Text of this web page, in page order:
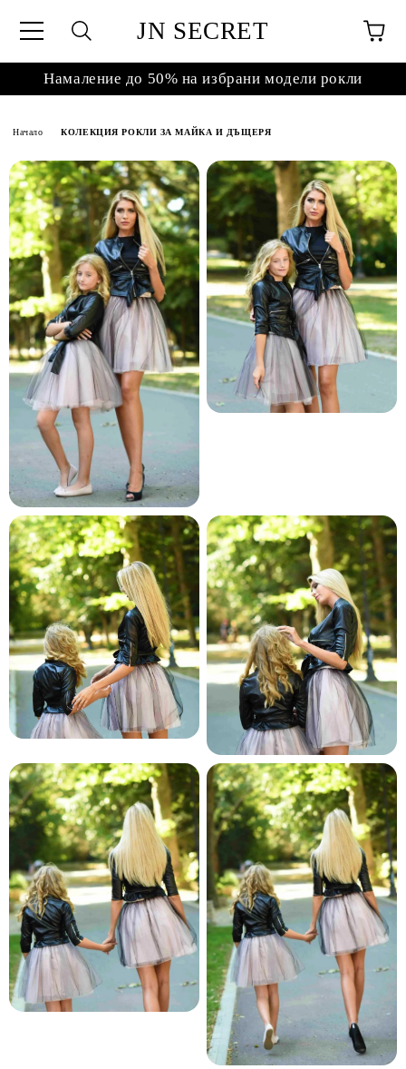
JN SECRET
и по лични мерки
Намаление до 50% на избрани модели рокли
Начало КОЛЕКЦИЯ РОКЛИ ЗА МАЙКА И ДЪЩЕРЯ